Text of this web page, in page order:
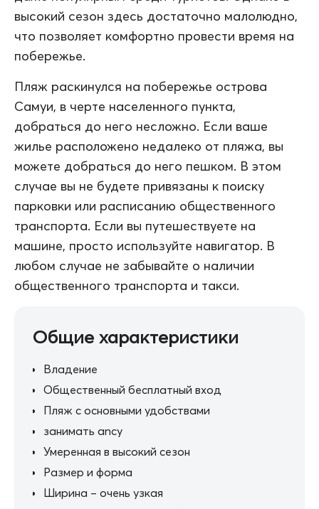
высокий сезон здесь достаточно малолюдно,
что позволяет комфортно провести время на
побережье.
Пляж раскинулся на побережье острова
Самуи, в черте населенного пункта,
добраться до него несложно. Если ваше
жилье расположено недалеко от пляжа, вы
можете добраться до него пешком. В этом
случае вы не будете привязаны к поиску
парковки или расписанию общественного
транспорта. Если вы путешествуете на
машине, просто используйте навигатор. В
любом случае не забывайте о наличии
общественного транспорта и такси.
Общие характеристики
Владение
Общественный бесплатный вход
Пляж с основными удобствами
занимать ancy
Умеренная в высокий сезон
Размер и форма
Ширина – очень узкая